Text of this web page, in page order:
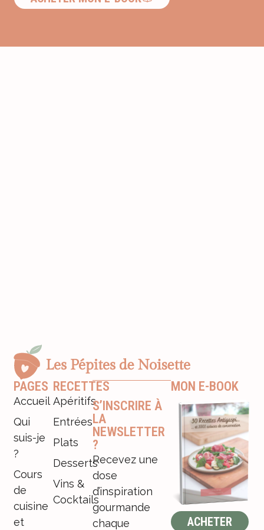
PAGES
Accueil
Qui
suis-je
?
Cours
de
cuisine
et
RECETTES
Apéritifs
Entrées
Plats
Desserts
Vins &
Cocktails
S’INSCRIRE À
LA
NEWSLETTER
?
Recevez une
dose
d’inspiration
gourmande
chaque
MON E-BOOK
ACHETER